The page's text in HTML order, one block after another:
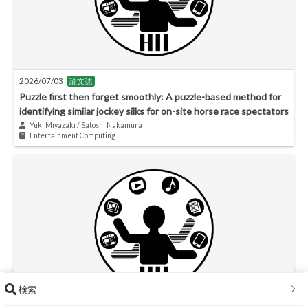
2026/07/03 論文誌
Puzzle first then forget smoothly: A puzzle-based method for
identifying similar jockey silks for on-site horse race spectators
Yuki Miyazaki / Satoshi Nakamura
Entertainment Computing
検索